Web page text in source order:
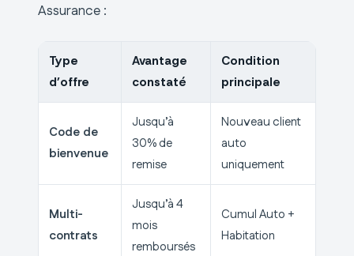
Assurance :
Type
d’offre
Avantage
constaté
Condition
principale
Code de
bienvenue
Jusqu’à
30% de
remise
Nouveau client
auto
uniquement
Multi-
contrats
Jusqu’à 4
mois
remboursés
Cumul Auto +
Habitation